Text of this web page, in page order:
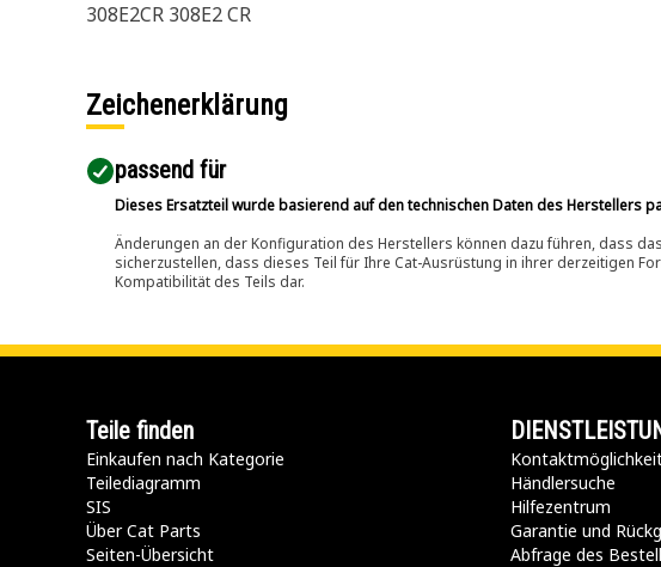
308E2CR 308E2 CR
Zeichenerklärung
passend für​
Dieses Ersatzteil wurde basierend auf den technischen Daten des Herstellers
Änderungen an der Konfiguration des Herstellers können dazu führen, dass
sicherzustellen, dass dieses Teil für Ihre Cat-Ausrüstung in ihrer derzeitigen
Kompatibilität des Teils dar.
Teile finden
Einkaufen nach Kategorie
Teilediagramm
SIS
Über Cat Parts
Seiten-Übersicht
Händlersuche
Hilfezentrum
Garantie und
Abfrage des